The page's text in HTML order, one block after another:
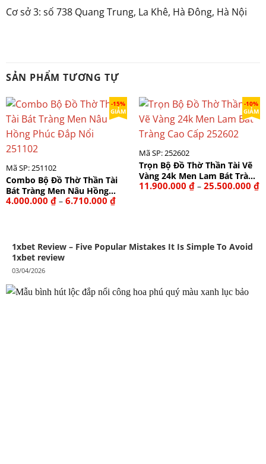
Cơ sở 3: số 738 Quang Trung, La Khê, Hà Đông, Hà Nội
SẢN PHẨM TƯƠNG TỰ
-15%
GIẢM
Mã SP: 251102
Combo Bộ Đồ Thờ Thần Tài
Bát Tràng Men Nâu Hồng
Phúc Đắp Nổi 251102
4.000.000 ₫ – 6.710.000 ₫Khoảng
giá:
-10%
GIẢM
Mã SP: 252602
Trọn Bộ Đồ Thờ Thần Tài Vẽ
Vàng 24k Men Lam Bát Tràng
Cao Cấp 252602
11.900.000 ₫ – 25.500.000 ₫
1xbet Review – Five Popular Mistakes It Is Simple To Avoid
1xbet review
03/04/2026